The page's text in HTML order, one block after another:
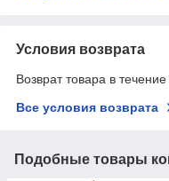
Условия возврата
Возврат товара в
Все условия возврата
Подобные товары